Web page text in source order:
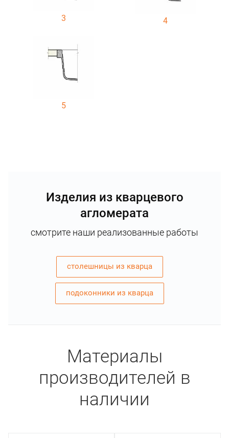
3 4
5
Изделия из кварцевого
агломерата
смотрите наши реализованные работы
столешницы из кварца
подоконники из кварца
Материалы
производителей в
наличии